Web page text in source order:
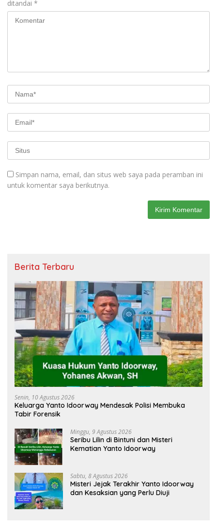
ditandai *
Simpan nama, email, dan situs web saya pada peramban ini
untuk komentar saya berikutnya.
Berita Terbaru
Senin, 10 Agustus 2026
Keluarga Yanto Idoorway Mendesak Polisi Membuka
Tabir Forensik
Minggu, 9 Agustus 2026
Seribu Lilin di Bintuni dan Misteri
Kematian Yanto Idoorway
Sabtu, 8 Agustus 2026
Misteri Jejak Terakhir Yanto Idoorway
dan Kesaksian yang Perlu Diuji